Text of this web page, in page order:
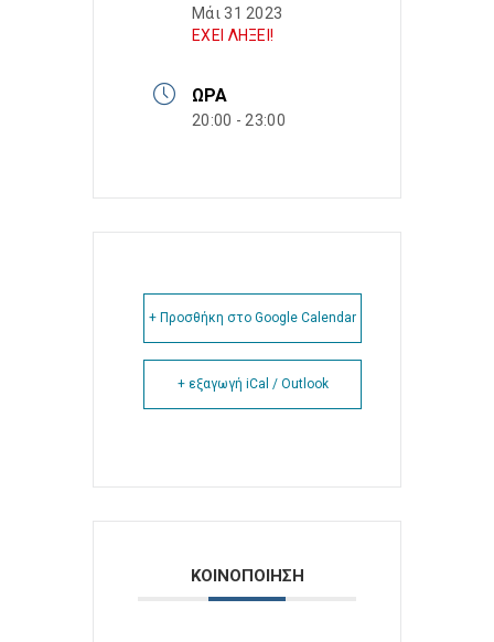
Μάι 31 2023
ΕΧΕΙ ΛΗΞΕΙ!
ΏΡΑ
20:00 - 23:00
+ Προσθήκη στο Google Calendar
+ εξαγωγή iCal / Outlook
ΚΟΙΝΟΠΟΙΗΣΗ